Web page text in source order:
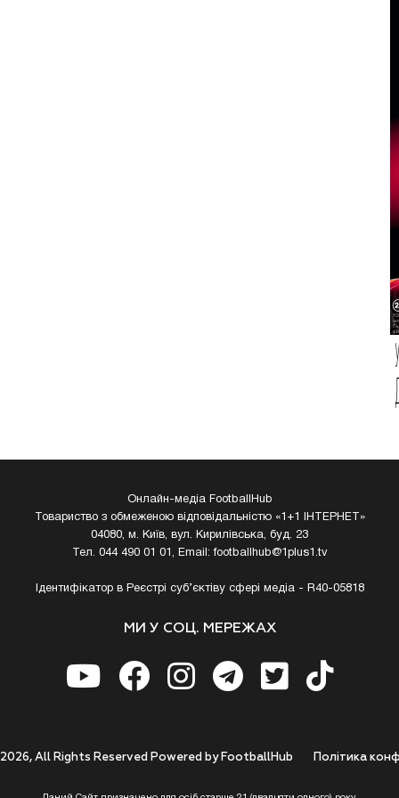
Онлайн-медіа FootballHub
Товариство з обмеженою відповідальністю «1+1 ІНТЕРНЕТ»
04080, м. Київ, вул. Кирилівська, буд. 23
Тел. 044 490 01 01, Email:footballhub@1plus1.tv
Ідентифікатор в Реєстрі суб’єктіву сфері медіа - R40-05818
МИ У СОЦ. МЕРЕЖАХ
Полiтика
All Rights Reserved Powered by FootballHub